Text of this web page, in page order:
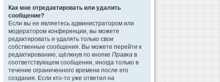
Как мне отредактировать или удалить
сообщение?
Если вы не являетесь администратором или
модератором конференции, вы можете
редактировать и удалять только свои
собственные сообщения. Вы можете перейти к
редактированию, щёлкнув по кнопке Правка в
соответствующем сообщении, иногда только в
течение ограниченного времени после его
создания. Если кто-то уже ответил на